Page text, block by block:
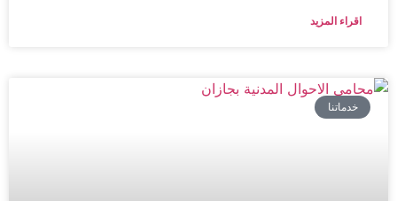
اقراء المزيد
خدماتنا